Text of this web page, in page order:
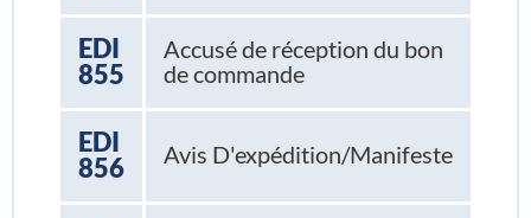
EDI
855
Accusé de réception du bon
de commande
EDI
856
Avis D'expédition/Manifeste